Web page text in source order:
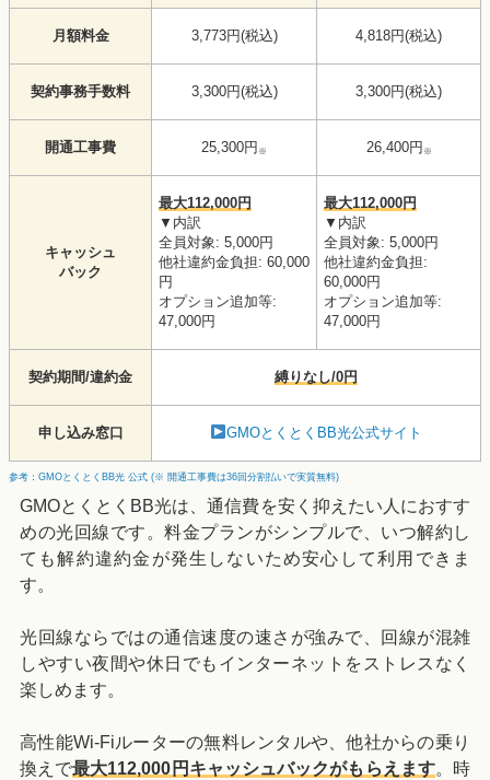
月額料金 3,773円(税込) 4,818円(税込)
契約事務手数料 3,300円(税込) 3,300円(税込)
開通工事費 25,300円 ※ 26,400円 ※
キャッシュ
バック
最大112,000円
▼内訳
全員対象: 5,000円
他社違約金負担: 60,000
円
オプション追加等:
47,000円
最大112,000円
▼内訳
全員対象: 5,000円
他社違約金負担:
60,000円
オプション追加等:
47,000円
契約期間/違約金 縛りなし/0円
申し込み窓口 GMOとくとくBB光公式サイト
参考：GMOとくとくBB光 公式 (※ 開通工事費は36回分割払いで実質無料)
GMOとくとくBB光は、通信費を安く抑えたい人におすす
めの光回線です。料金プランがシンプルで、いつ解約し
ても解約違約金が発生しないため安心して利用できま
す。
光回線ならではの通信速度の速さが強みで、回線が混雑
しやすい夜間や休日でもインターネットをストレスなく
楽しめます。
高性能Wi-Fiルーターの無料レンタルや、他社からの乗り
換えで最大112,000円キャッシュバックがもらえます。時